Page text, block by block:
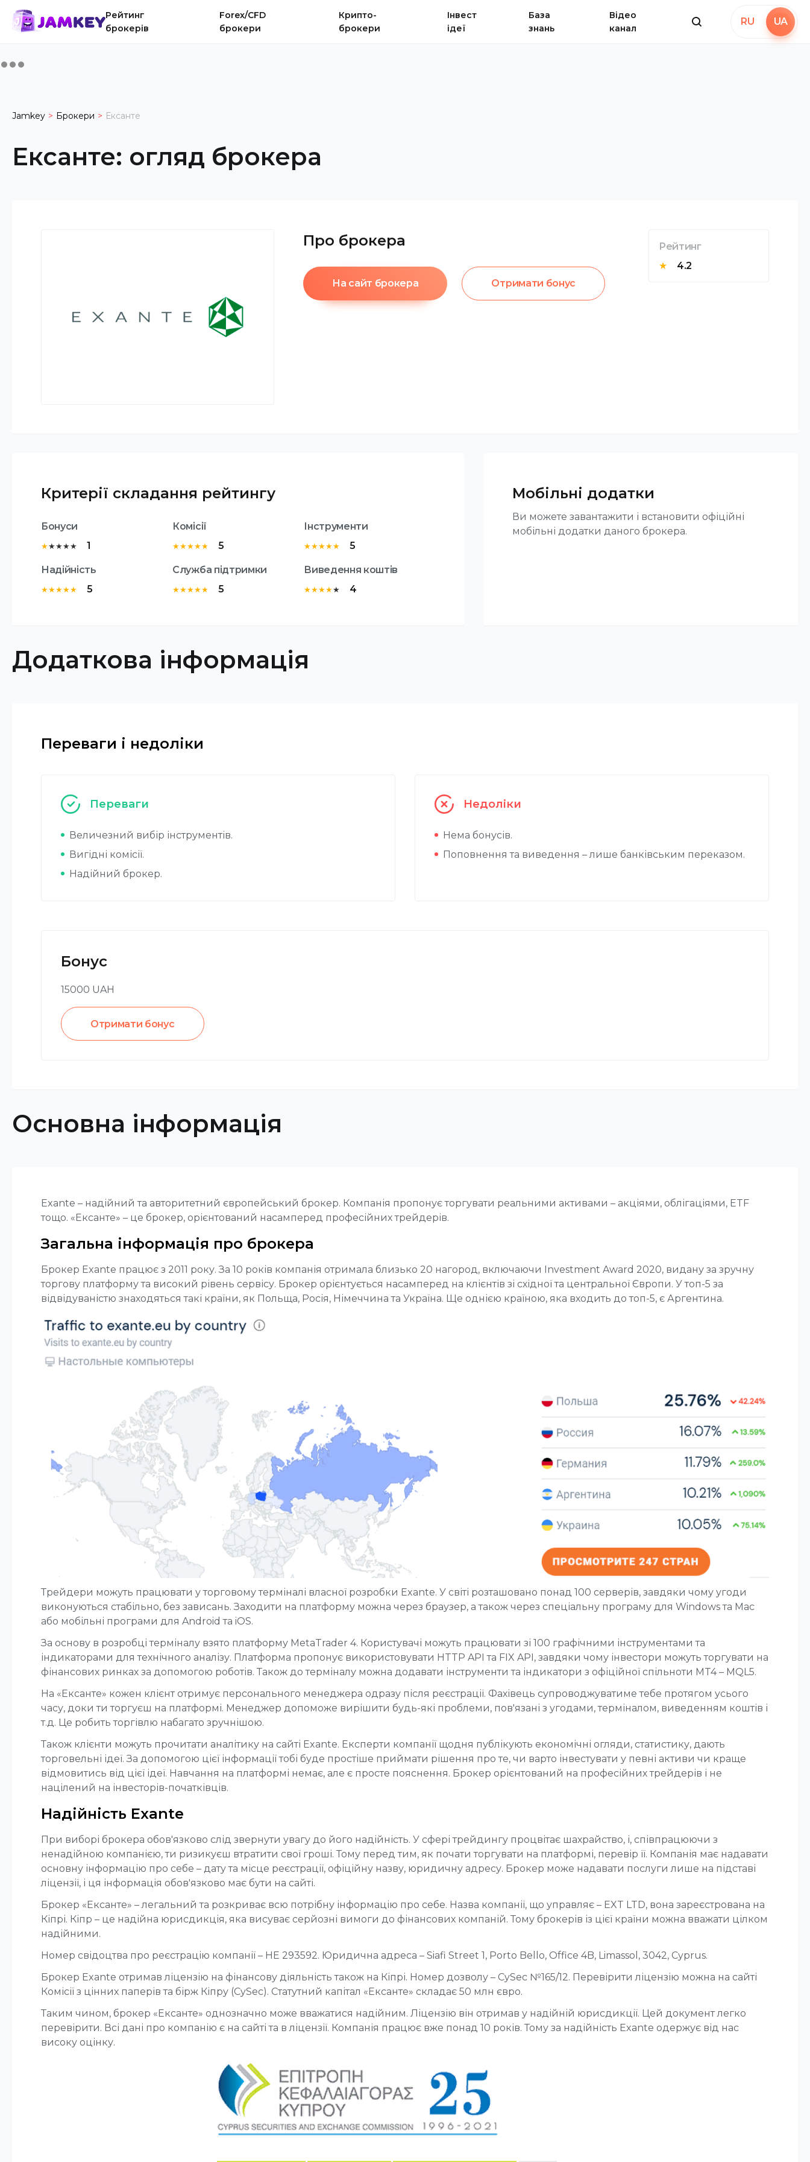
Рейтинг
брокерів
Forex/CFD
брокери
Крипто-
брокери
Інвест
ідеї
База
знань
Відео
канал
RU UA
Jamkey Брокери Ексанте
Ексанте: огляд брокера
Про брокера
На сайт брокера Отримати бонус
Рейтинг
★
4.2
Критерії складання рейтингу
Бонуси
★
★
★
★
★ 1
Комісії
★
★
★
★
★ 5
Інструменти
★
★
★
★
★ 5
Надійність
★
★
★
★
★ 5
Служба підтримки
★
★
★
★
★ 5
Виведення коштів
★
★
★
★
★ 4
Мобільні додатки
Ви можете завантажити і встановити офіційні
мобільні додатки даного брокера.
Додаткова інформація
Переваги і недоліки
Переваги
Величезний вибір інструментів.
Вигідні комісії.
Надійний брокер.
Недоліки
Нема бонусів.
Поповнення та виведення – лише банківським переказом.
Бонус
15000 UAH
Отримати бонус
Основна інформація
Exante – надійний та авторитетний європейський брокер. Компанія пропонує торгувати реальними активами – акціями, облігаціями, ETF
тощо. «Ексанте» – це брокер, орієнтований насамперед професійних трейдерів.
Загальна інформація про брокера
Брокер Exante працює з 2011 року. За 10 років компанія отримала близько 20 нагород, включаючи Investment Award 2020, видану за зручну
торгову платформу та високий рівень сервісу. Брокер орієнтується насамперед на клієнтів зі східної та центральної Європи. У топ-5 за
відвідуваністю знаходяться такі країни, як Польща, Росія, Німеччина та Україна. Ще однією країною, яка входить до топ-5, є Аргентина.
Трейдери можуть працювати у торговому терміналі власної розробки Exante. У світі розташовано понад 100 серверів, завдяки чому угоди
виконуються стабільно, без зависань. Заходити на платформу можна через браузер, а також через спеціальну програму для Windows та Mac
або мобільні програми для Android та iOS.
За основу в розробці терміналу взято платформу MetaTrader 4. Користувачі можуть працювати зі 100 графічними інструментами та
індикаторами для технічного аналізу. Платформа пропонує використовувати HTTP API та FIX API, завдяки чому інвестори можуть торгувати на
фінансових ринках за допомогою роботів. Також до терміналу можна додавати інструменти та індикатори з офіційної спільноти MT4 – MQL5.
На «Ексанте» кожен клієнт отримує персонального менеджера одразу після реєстрації. Фахівець супроводжуватиме тебе протягом усього
часу, доки ти торгуєш на платформі. Менеджер допоможе вирішити будь-які проблеми, пов'язані з угодами, терміналом, виведенням коштів і
т.д. Це робить торгівлю набагато зручнішою.
Також клієнти можуть прочитати аналітику на сайті Exante. Експерти компанії щодня публікують економічні огляди, статистику, дають
торговельні ідеї. За допомогою цієї інформації тобі буде простіше приймати рішення про те, чи варто інвестувати у певні активи чи краще
відмовитись від цієї ідеї. Навчання на платформі немає, але є просте пояснення. Брокер орієнтований на професійних трейдерів і не
націлений на інвесторів-початківців.
Надійність Exante
При виборі брокера обов'язково слід звернути увагу до його надійність. У сфері трейдингу процвітає шахрайство, і, співпрацюючи з
ненадійною компанією, ти ризикуєш втратити свої гроші. Тому перед тим, як почати торгувати на платформі, перевір її. Компанія має надавати
основну інформацію про себе – дату та місце реєстрації, офіційну назву, юридичну адресу. Брокер може надавати послуги лише на підставі
ліцензії, і ця інформація обов'язково має бути на сайті.
Брокер «Ексанте» – легальний та розкриває всю потрібну інформацію про себе. Назва компанії, що управляє – EXT LTD, вона зареєстрована на
Кіпрі. Кіпр – це надійна юрисдикція, яка висуває серйозні вимоги до фінансових компаній. Тому брокерів із цієї країни можна вважати цілком
надійними.
Номер свідоцтва про реєстрацію компанії – HE 293592. Юридична адреса – Siafi Street 1, Porto Bello, Office 4B, Limassol, 3042, Cyprus.
Брокер Exante отримав ліцензію на фінансову діяльність також на Кіпрі. Номер дозволу – CySec №165/12. Перевірити ліцензію можна на сайті
Комісії з цінних паперів та бірж Кіпру (CySec). Статутний капітал «Ексанте» складає 50 млн євро.
Таким чином, брокер «Ексанте» однозначно може вважатися надійним. Ліцензію він отримав у надійній юрисдикції. Цей документ легко
перевірити. Всі дані про компанію є на сайті та в ліцензії. Компанія працює вже понад 10 років. Тому за надійність Exante одержує від нас
високу оцінку.